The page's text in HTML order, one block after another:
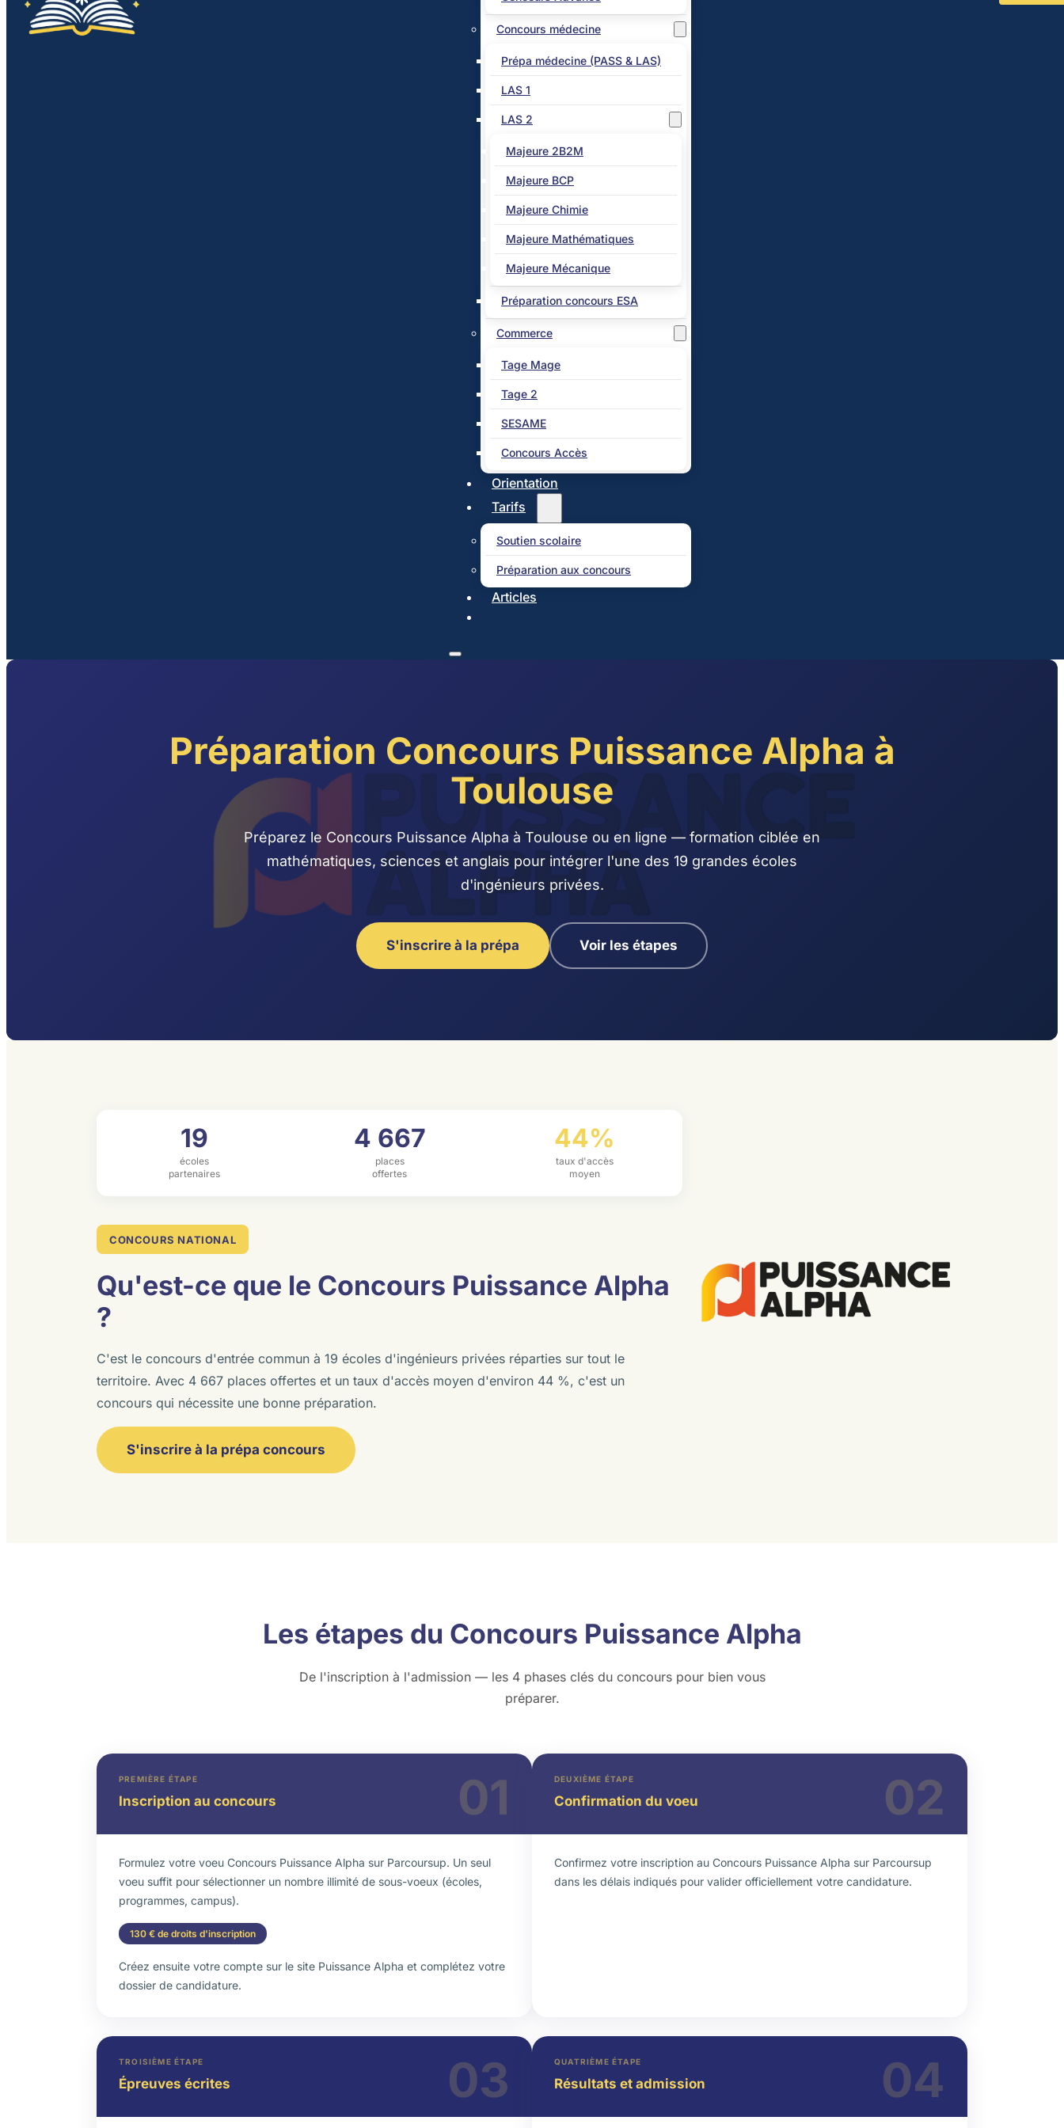
Concours médecine
Prépa médecine (PASS & LAS)
LAS 1
LAS 2
Majeure 2B2M
Majeure BCP
Majeure Chimie
Majeure Mathématiques
Majeure Mécanique
Préparation concours ESA
Commerce
Tage Mage
Tage 2
SESAME
Concours Accès
Orientation
Tarifs
Soutien scolaire
Préparation aux concours
Articles
Préparation Concours Puissance Alpha à
Toulouse
Préparez le Concours Puissance Alpha à Toulouse ou en ligne — formation ciblée en
mathématiques, sciences et anglais pour intégrer l'une des 19 grandes écoles
d'ingénieurs privées.
S'inscrire à la prépa Voir les étapes
19
écoles
partenaires
4 667
places
offertes
44%
taux d'accès
moyen
CONCOURS NATIONAL
Qu'est-ce que le Concours Puissance Alpha
?
C'est le concours d'entrée commun à 19 écoles d'ingénieurs privées réparties sur tout le
territoire. Avec 4 667 places offertes et un taux d'accès moyen d'environ 44 %, c'est un
concours qui nécessite une bonne préparation.
S'inscrire à la prépa concours
Les étapes du Concours Puissance Alpha
De l'inscription à l'admission — les 4 phases clés du concours pour bien vous
préparer.
PREMIÈRE ÉTAPE
Inscription au concours 01
Formulez votre voeu Concours Puissance Alpha sur Parcoursup. Un seul
voeu suffit pour sélectionner un nombre illimité de sous-voeux (écoles,
programmes, campus).
130 € de droits d'inscription
Créez ensuite votre compte sur le site Puissance Alpha et complétez votre
dossier de candidature.
DEUXIÈME ÉTAPE
Confirmation du voeu 02
Confirmez votre inscription au Concours Puissance Alpha sur Parcoursup
dans les délais indiqués pour valider officiellement votre candidature.
TROISIÈME ÉTAPE
Épreuves écrites 03 QUATRIÈME ÉTAPE
Résultats et admission 04